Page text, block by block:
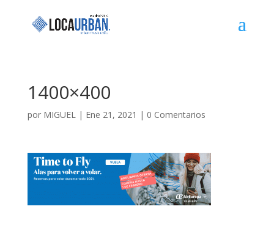
1400×400
por MIGUEL| Ene 21, 2021 | 0 Comentarios